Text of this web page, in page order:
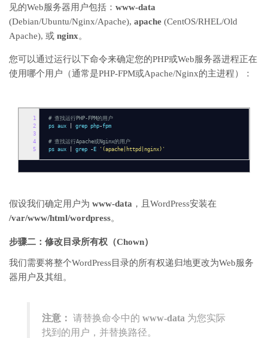
见的Web服务器用户包括： www-data
(Debian/Ubuntu/Nginx/Apache), apache (CentOS/RHEL/Old
Apache), 或 nginx。
您可以通过运行以下命令来确定您的PHP或Web服务器进程正在
使用哪个用户（通常是PHP-FPM或Apache/Nginx的主进程）：
1
2
3
4
5
# 查找运行PHP-FPM的用户
ps aux
grep php-fpm
# 查找运行Apache或Nginx的用户
ps aux
grep - E '(apache|httpd|nginx)'
假设我们确定用户为 www-data ，且WordPress安装在
/var/www/html/wordpress。
步骤二：修改目录所有权（Chown）
我们需要将整个WordPress目录的所有权递归地更改为Web服务
器用户及其组。
注意： 请替换命令中的 www-data 为您实际
找到的用户，并替换路径。